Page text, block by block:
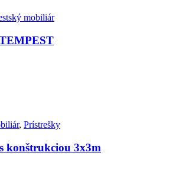
mobiliár
, Prístrešky
konštrukciou 3x3m